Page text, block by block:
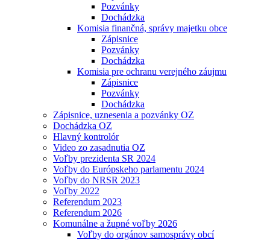
Pozvánky
Dochádzka
Komisia finančná, správy majetku obce
Zápisnice
Pozvánky
Dochádzka
Komisia pre ochranu verejného záujmu
Zápisnice
Pozvánky
Dochádzka
Zápisnice, uznesenia a pozvánky OZ
Dochádzka OZ
Hlavný kontrolór
Video zo zasadnutia OZ
Voľby prezidenta SR 2024
Voľby do Európskeho parlamentu 2024
Voľby do NRSR 2023
Voľby 2022
Referendum 2023
Referendum 2026
Komunálne a župné voľby 2026
Voľby do orgánov samosprávy obcí